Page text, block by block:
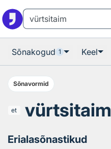
Sõnakogud 1 Keel
Sõnavormid
et vürtsitaim
Erialasõnastikud